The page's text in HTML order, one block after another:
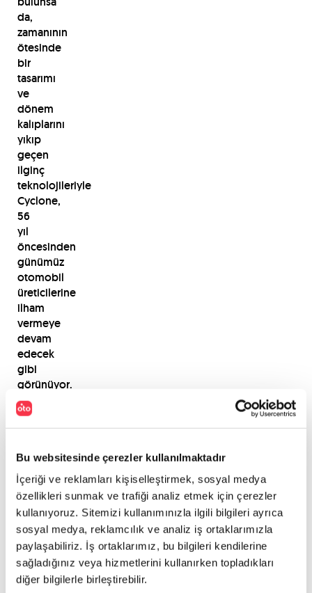
Bu websitesinde çerezler kullanılmaktadır
İçeriği ve reklamları kişiselleştirmek, sosyal medya
özellikleri sunmak ve trafiği analiz etmek için çerezler
kullanıyoruz. Sitemizi kullanımınızla ilgili bilgileri ayrıca
sosyal medya, reklamcılık ve analiz iş ortaklarımızla
paylaşabiliriz. İş ortaklarımız, bu bilgileri kendilerine
sağladığınız veya hizmetlerini kullanırken topladıkları
diğer bilgilerle birleştirebilir.
da,
zamanının
ötesinde
bir
tasarımı
ve
dönem
kalıplarını
yıkıp
geçen
ilginç
teknolojileriyle
Cyclone,
56
yıl
öncesinden
günümüz
otomobil
üreticilerine
ilham
vermeye
devam
edecek
gibi
görünüyor.
PAYLAŞ